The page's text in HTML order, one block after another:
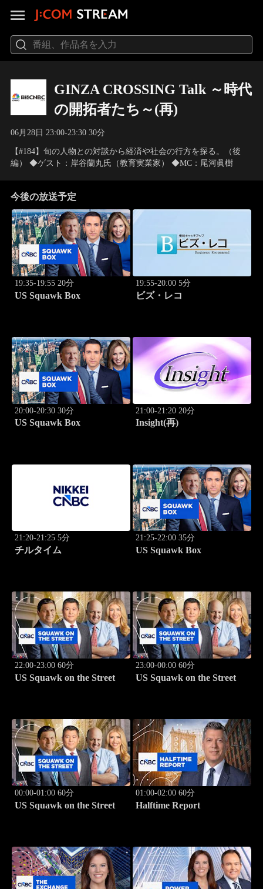
GINZA CROSSING Talk ～時代
の開拓者たち～(再)
06月28日 23:00-23:30 30分
【#184】旬の人物との対談から経済や社会の行方を探る。（後
編） ◆ゲスト：岸谷蘭丸氏（教育実業家） ◆MC：尾河眞樹
今後の放送予定
19:35-19:55 20分
US Squawk Box
19:55-20:00 5分
ビズ・レコ
20:00-20:30 30分
US Squawk Box
21:00-21:20 20分
Insight(再)
21:20-21:25 5分
チルタイム
21:25-22:00 35分
US Squawk Box
22:00-23:00 60分
US Squawk on the Street
23:00-00:00 60分
US Squawk on the Street
00:00-01:00 60分
US Squawk on the Street
01:00-02:00 60分
Halftime Report